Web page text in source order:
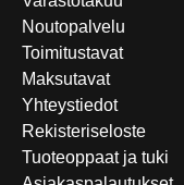
Noutopalvelu
Toimitustavat
Maksutavat
Yhteystiedot
Rekisteriseloste
Tuoteoppaat ja tuki